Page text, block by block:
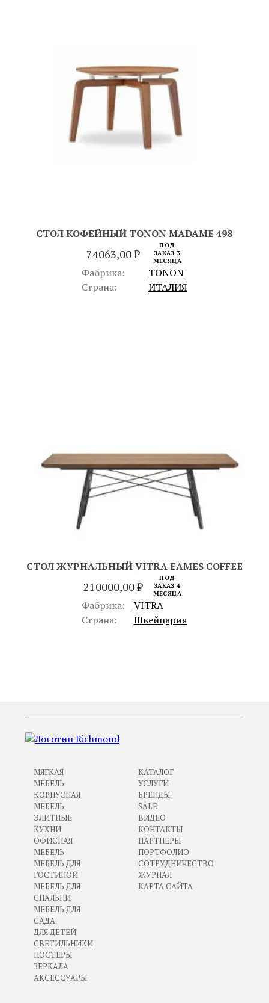
СТОЛ КОФЕЙНЫЙ TONON MADAME 498
74063,00₽
ПОД
ЗАКАЗ 3
МЕСЯЦА
Фабрика:
TONON
Страна:
ИТАЛИЯ
СТОЛ ЖУРНАЛЬНЫЙ VITRA EAMES COFFEE
210000,00₽
ПОД
ЗАКАЗ 4
МЕСЯЦА
Фабрика:
VITRA
Страна:
Швейцария
МЯГКАЯ
МЕБЕЛЬ
КОРПУСНАЯ
МЕБЕЛЬ
ЭЛИТНЫЕ
КУХНИ
ОФИСНАЯ
МЕБЕЛЬ
МЕБЕЛЬ ДЛЯ
ГОСТИНОЙ
МЕБЕЛЬ ДЛЯ
СПАЛЬНИ
МЕБЕЛЬ ДЛЯ
САДА
ДЛЯ ДЕТЕЙ
СВЕТИЛЬНИКИ
ПОСТЕРЫ
ЗЕРКАЛА
АКСЕССУАРЫ
КАТАЛОГ
УСЛУГИ
БРЕНДЫ
SALE
ВИДЕО
КОНТАКТЫ
ПАРТНЕРЫ
ПОРТФОЛИО
СОТРУДНИЧЕСТВО
ЖУРНАЛ
КАРТА САЙТА